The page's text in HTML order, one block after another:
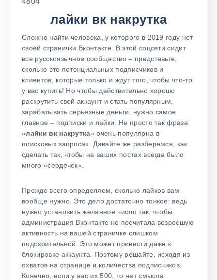
лайки вк накрутка
Сложно найти человека, у которого в 2019 году нет
своей странички Вконтакте. В этой соцсети сидит
все русскоязычное сообщество – представьте,
сколько это потенциальных подписчиков и
клиентов, которые только и ждут того, чтобы что-то
у вас купить! Но чтобы действительно хорошо
раскрутить свой аккаунт и стать популярным,
зарабатывать серьезные деньги, нужно самое
главное – подписки и лайки. Не просто так фраза
«лайки вк накрутка» очень популярна в
поисковых запросах. Давайте же разберемся, как
сделать так, чтобы на ваших постах всегда было
много «сердечек».
Прежде всего определяем, сколько лайков вам
вообще нужно. Это дело достаточно тонкое: ведь
нужно установить желанное число так, чтобы
администрация Вконтакте не посчитала возросшую
активность на вашей страничке слишком
подозрительной. Это может привести даже к
блокировке аккаунта. Поэтому решайте, исходя из
охватов на странице и количества подписчиков.
Конечно, если у вас их 500, то нет смысла